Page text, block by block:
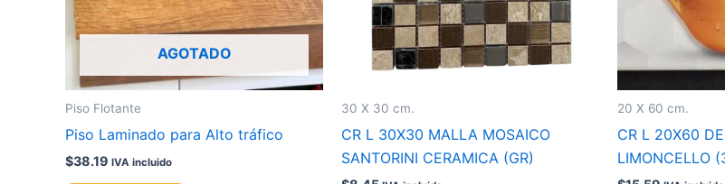
AGOTADO
Piso Flotante
Piso Laminado para Alto tráfico
$38.19 IVA incluido
30 X 30 cm.
CR L 30X30 MALLA MOSAICO
SANTORINI CERAMICA (GR)
20 X 60 cm.
CR L 20X60
LIMONCELLO